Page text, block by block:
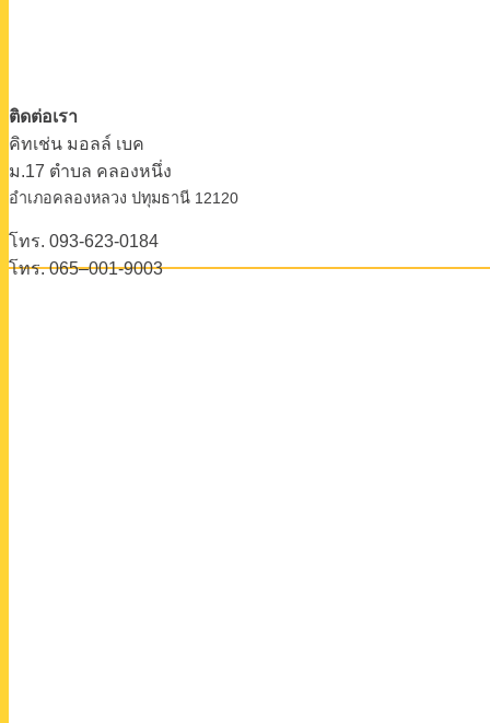
ติดต่อเรา
คิทเช่น มอลล์ เบค
ม.17 ตําบล คลองหนึ่ง
อําเภอคลองหลวง ปทุมธานี 12120
โทร. 093-623-0184
โทร. 065–001-9003